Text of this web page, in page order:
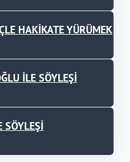
HAKİKATE YÜRÜMEK
İLE SÖYLEŞİ
SÖYLEŞİ